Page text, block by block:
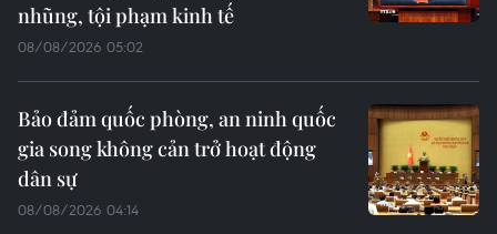
nhũng, tội phạm kinh tế
08/08/2026 05:02
Bảo đảm quốc phòng, an ninh quốc
gia song không cản trở hoạt động
dân sự
08/08/2026 04:14